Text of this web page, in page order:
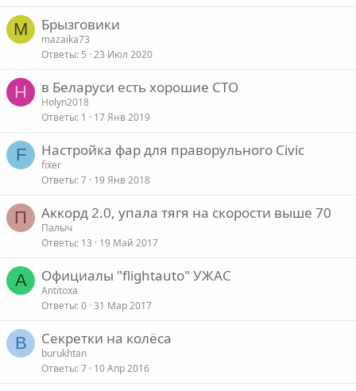
M Брызговики
mazaika73
Ответы 5 23 Июл 2020
H в Беларуси есть хорошие СТО
Holyn2018
Ответы 1 17 Янв 2019
F Настройка фар для праворульного Civic
fixer
Ответы 7 19 Янв 2018
П Аккорд 2.0, упала тягя на скорости выше 70
Палыч
Ответы 13 19 Май 2017
A Официалы "flightauto" УЖАС
Antitoxa
Ответы 0 31 Мар 2017
B Секретки на колёса
burukhtan
Ответы 7 10 Апр 2016